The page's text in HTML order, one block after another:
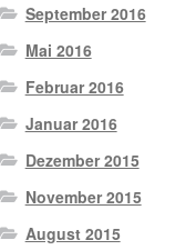
September 2016
Mai 2016
Februar 2016
Januar 2016
Dezember 2015
November 2015
August 2015